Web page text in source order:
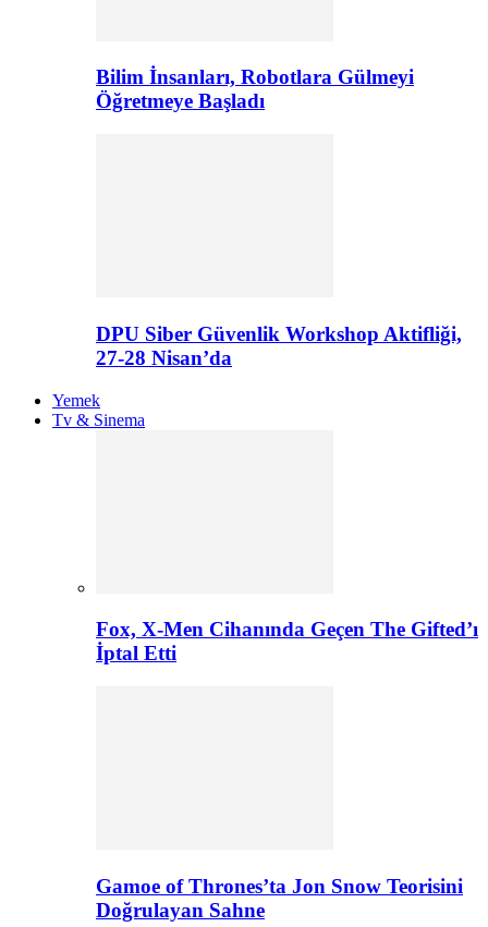
Bilim İnsanları, Robotlara Gülmeyi
Öğretmeye Başladı
DPU Siber Güvenlik Workshop Aktifliği,
27-28 Nisan’da
Yemek
Tv & Sinema
Fox, X-Men Cihanında Geçen The Gifted’ı
İptal Etti
Gamoe of Thrones’ta Jon Snow Teorisini
Doğrulayan Sahne